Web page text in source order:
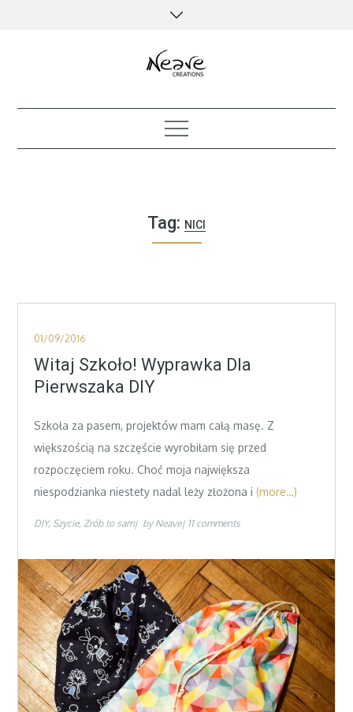
Tag: NICI
Posted
on
01/09/2016
Witaj Szkoło! Wyprawka Dla
Pierwszaka DIY
Szkoła za pasem, projektów mam całą masę. Z
większością na szczęście wyrobiłam się przed
rozpoczęciem roku. Choć moja największa
niespodzianka niestety nadal leży złożona i (more…)
DIY Szycie Zrób to sam by Neave 11 comments